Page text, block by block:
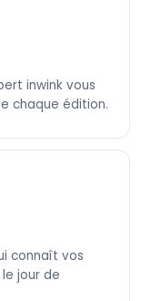
inwink vous
chaque édition.
connaît vos
jour de